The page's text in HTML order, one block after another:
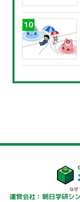
運営会社：朝日学研シ